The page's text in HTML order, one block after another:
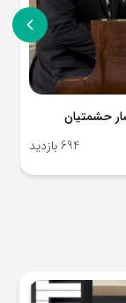
حشمتیان
694 بازدید